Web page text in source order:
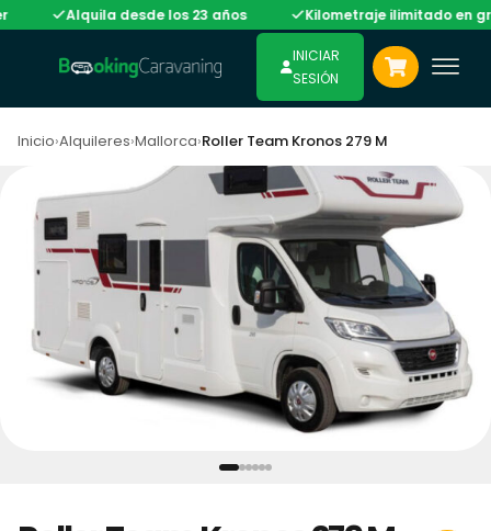
Alquila desde los 23 años Kilometraje ilimitado en
INICIAR
SESIÓN
Inicio›Alquileres›Mallorca›Roller Team Kronos 279 M